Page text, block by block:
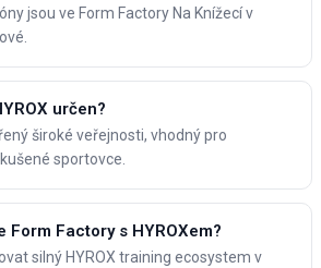
jsou ve Form Factory Na Knížecí v
určen?
široké veřejnosti, vhodný pro
sportovce.
Form Factory s HYROXem?
silný HYROX training ecosystem v